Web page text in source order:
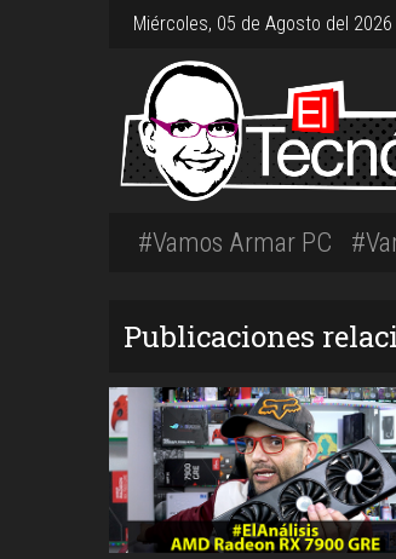
Miércoles, 05 de Agosto del 2026
#Vamos Armar PC
Publicaciones